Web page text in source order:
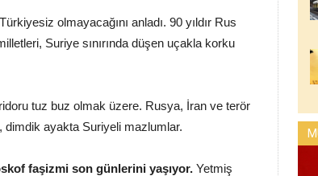
olmayacağını anladı. 90 yıldır Rus
Suriye sınırında düşen uçakla korku
tuz buz olmak üzere. Rusya, İran ve terör
dimdik ayakta Suriyeli mazlumlar.
faşizmi son günlerini yaşıyor. Yetmiş